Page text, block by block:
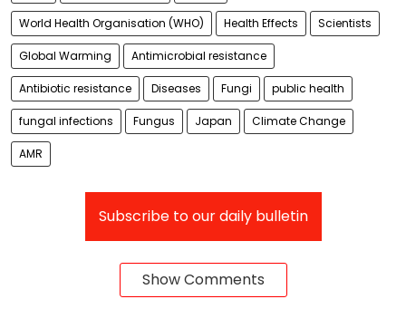
World Health Organisation (WHO) Health Effects Scientists
Global Warming Antimicrobial resistance
Antibiotic resistance Diseases Fungi public health
fungal infections Fungus Japan Climate Change
AMR
Subscribe to our daily bulletin
Show Comments